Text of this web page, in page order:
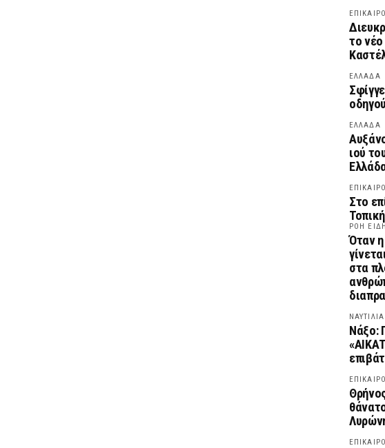
το
ΕΛΛΑΔΑ
ΕΛΛΑΔΑ
ιού
Στο
ΡΟΗ
Όταν η
στα
ΝΑΥΤΙΛΙΑ
Νάξο: